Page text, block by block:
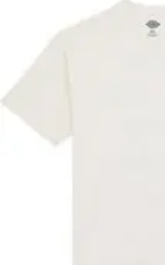
Abrigos y Chaquetas
Estilos de Moda
Estilos y Atuendos